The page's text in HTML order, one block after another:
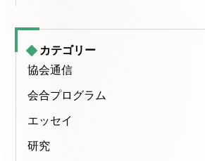
カテゴリー
協会通信
会合プログラム
エッセイ
研究